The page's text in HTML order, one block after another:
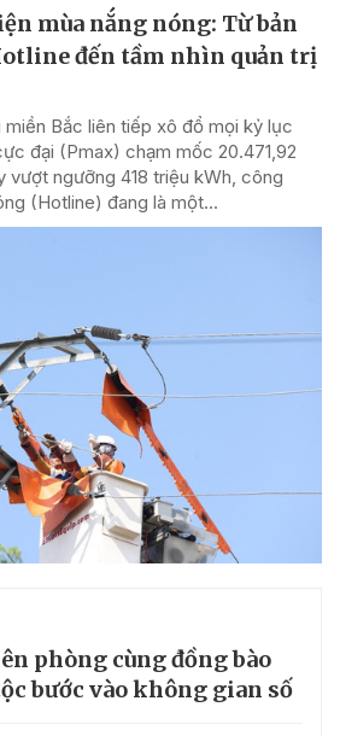
mùa nắng nóng: Từ bản
đến tầm nhìn quản trị
miền Bắc liên tiếp xô đổ mọi kỷ lục
đại (Pmax) chạm mốc 20.471,92
vượt ngưỡng 418 triệu kWh, công
(Hotline) đang là một...
phòng cùng đồng bào
bước vào không gian số